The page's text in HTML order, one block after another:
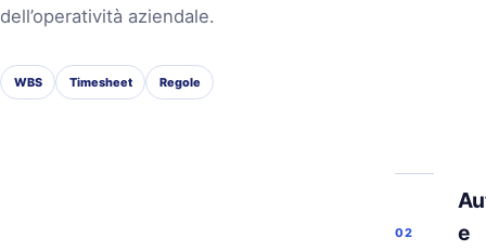
dell’operatività aziendale.
WBS Timesheet Regole
02
e